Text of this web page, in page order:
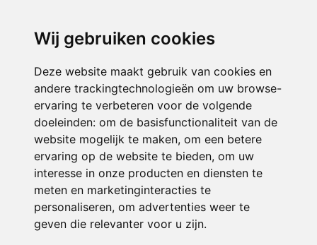
Wij gebruiken cookies
Deze website maakt gebruik van cookies en
andere trackingtechnologieën om uw browse-
ervaring te verbeteren voor de volgende
doeleinden: om de basisfunctionaliteit van de
website mogelijk te maken, om een betere
ervaring op de website te bieden, om uw
interesse in onze producten en diensten te
meten en marketinginteracties te
personaliseren, om advertenties weer te
geven die relevanter voor u zijn.
ONDERDEEL VAN
© 2026 De Regenboog | Alle rechten voorbehouden
Privacy policy|Disclaimer| Klachtenregeling|RSIN en Anbi
voorkeuren